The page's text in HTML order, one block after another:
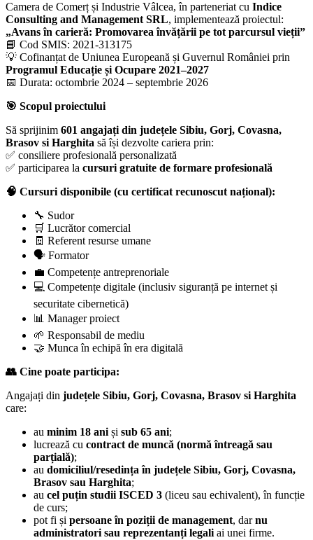
Camera de Comerț și Industrie Vâlcea, în parteneriat cu Indice
Consulting and Management SRL, implementează proiectul:
„Avans în carieră: Promovarea învățării pe tot parcursul vieții”
📘 Cod SMIS: 2021-313175
💡 Cofinanțat de Uniunea Europeană și Guvernul României prin
Programul Educație și Ocupare 2021–2027
📅 Durata: octombrie 2024 – septembrie 2026
🎯 Scopul proiectului
Să sprijinim 601 angajați din județele Sibiu, Gorj, Covasna,
Brasov si Harghita să își dezvolte cariera prin:
✅ consiliere profesională personalizată
✅ participarea la cursuri gratuite de formare profesională
🧠 Cursuri disponibile (cu certificat recunoscut național):
🔧 Sudor
🛒 Lucrător comercial
🧾 Referent resurse umane
🗣️ Formator
💼 Competențe antreprenoriale
💻 Competențe digitale (inclusiv siguranță pe internet și
securitate cibernetică)
📊 Manager proiect
🌱 Responsabil de mediu
🤝 Munca în echipă în era digitală
👥 Cine poate participa:
Angajați din județele Sibiu, Gorj, Covasna, Brasov si Harghita
care:
au minim 18 ani și sub 65 ani;
lucrează cu contract de muncă (normă întreagă sau
parțială);
au domiciliul/resedința în județele Sibiu, Gorj, Covasna,
Brasov sau Harghita;
au cel puțin studii ISCED 3 (liceu sau echivalent), în funcție
de curs;
pot fi și persoane în poziții de management, darnu
administratori sau reprezentanți legali ai unei firme.